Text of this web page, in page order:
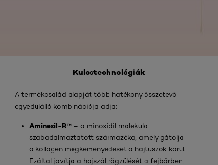
Kulcstechnológiák
A termékcsalád alapját több hatékony összetevő
egyedülálló kombinációja adja:
Aminexil-R™ – a minoxidil molekula
szabadalmaztatott származéka, amely gátolja
a kollagén megkeményedését a hajtüszők körül.
Ezáltal javítja a hajszál rögzülését a fejbőrben,